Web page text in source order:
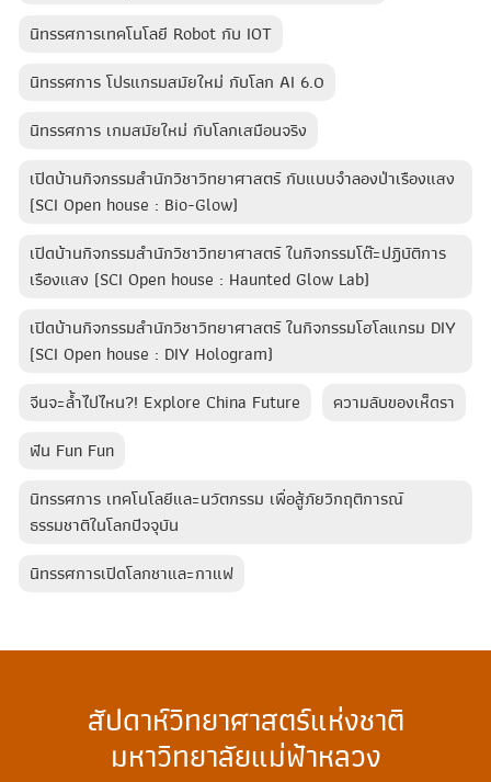
นิทรรศการเทคโนโลยี Robot กับ IOT
นิทรรศการ โปรแกรมสมัยใหม่ กับโลก AI 6.0
นิทรรศการ เกมสมัยใหม่ กับโลกเสมือนจริง
เปิดบ้านกิจกรรมสำนักวิชาวิทยาศาสตร์ กับแบบจำลองป่าเรืองแสง
(SCI Open house : Bio-Glow)
เปิดบ้านกิจกรรมสำนักวิชาวิทยาศาสตร์ ในกิจกรรมโต๊ะปฏิบัติการ
เรืองแสง (SCI Open house : Haunted Glow Lab)
เปิดบ้านกิจกรรมสำนักวิชาวิทยาศาสตร์ ในกิจกรรมโฮโลแกรม DIY
(SCI Open house : DIY Hologram)
จีนจะล้ำไปไหน?! Explore China Future
ความลับของเห็ดรา
ฟัน Fun Fun
นิทรรศการ เทคโนโลยีและนวัตกรรม เพื่อสู้ภัยวิกฤติการณ์
ธรรมชาติในโลกปัจจุบัน
นิทรรศการเปิดโลกชาและกาแฟ
สัปดาห์วิทยาศาสตร์แห่งชาติ
มหาวิทยาลัยแม่ฟ้าหลวง